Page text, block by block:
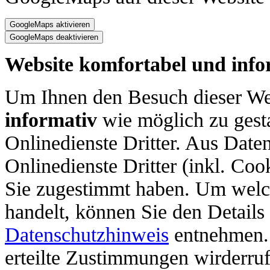
Website komfortabel und
Um Ihnen den Besuch dieser
informativ wie möglich zu
Onlinedienste Dritter. Aus
Onlinedienste Dritter (inkl.
Sie zugestimmt haben. Um
handelt, können Sie den
Datenschutzhinweis
erteilte Zustimmungen